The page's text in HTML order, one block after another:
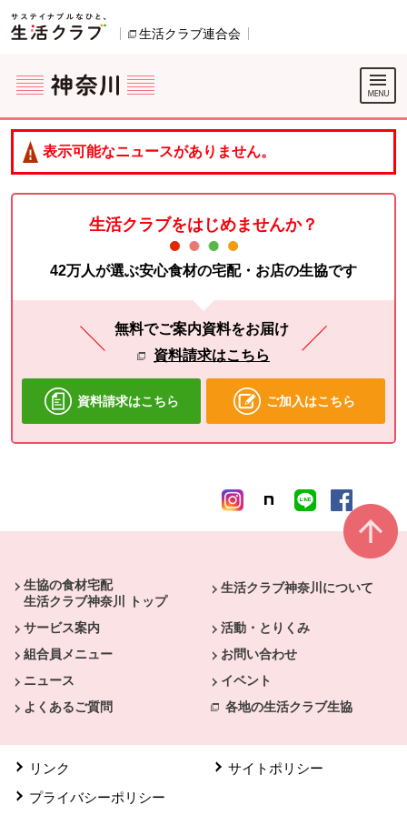
ページの先頭です。
生活クラブ連合会
ここからサイト内共通メニューです。
サイト内共通メニューをスキップする
サイト内共通メニューここまで。
表示可能なニュースがありません。
生活クラブをはじめませんか？
42万人が選ぶ安心食材の宅配・お店の生協です
無料でご案内資料をお届け
資料請求はこちら
資料請求はこちら ご加入はこちら
生協の食材宅配
生活クラブ神奈川 トップ
生活クラブ神奈川について
サービス案内
活動・とりくみ
組合員メニュー
お問い合わせ
ニュース
イベント
よくあるご質問
各地の生活クラブ生協
リンク
サイトポリシー
プライバシーポリシー